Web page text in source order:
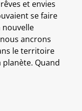
et envies
se faire
nouvelle
ancrons
le territoire
Quand